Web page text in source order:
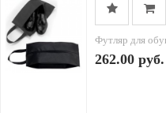
Футляр для
262.00 руб.